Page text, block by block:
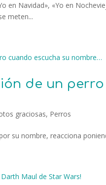
en Navidad», «Yo en
meten...
de un
graciosas, Perros
su nombre, reacciona